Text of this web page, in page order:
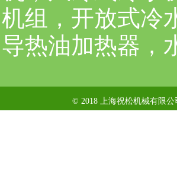
机组，开放式冷
导热油加热器，
© 2018 上海祝松机械有限公